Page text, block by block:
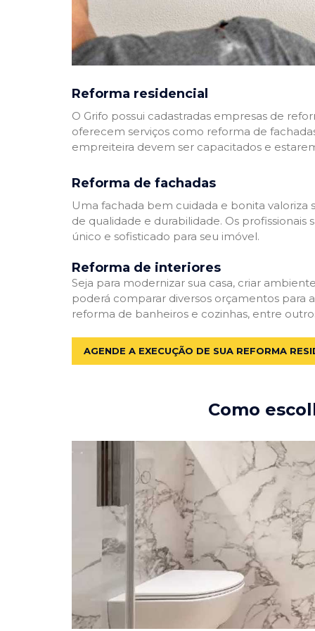
Reforma residencial
O Grifo possui cadastradas empresas de
oferecem serviços como reforma de
empreiteira devem ser capacitados e
Reforma de fachadas
Uma fachada bem cuidada e bonita valoriza
de qualidade e durabilidade. Os
único e sofisticado para seu imóvel.
Reforma de interiores
Seja para modernizar sua casa, criar
poderá comparar diversos orçamentos para
reforma de banheiros e cozinhas, entre
AGENDE A EXECUÇÃO DE SUA REFORMA
Como